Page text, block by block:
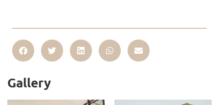
Gallery